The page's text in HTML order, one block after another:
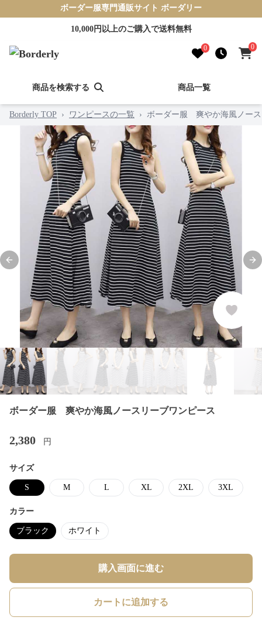
ボーダー服専門通販サイト ボーダリー
10,000円以上のご購入で送料無料
0 0
商品を検索する 商品一覧
Borderly TOP › ワンピースの一覧 › ボーダー服 爽やか海風ノー
Previous slide
ボーダー服 爽やか海風ノースリーブワンピース
2,380 円
サイズ
S M L XL 2XL 3XL
カラー
ブラック ホワイト
購入画面に進む
カートに追加する